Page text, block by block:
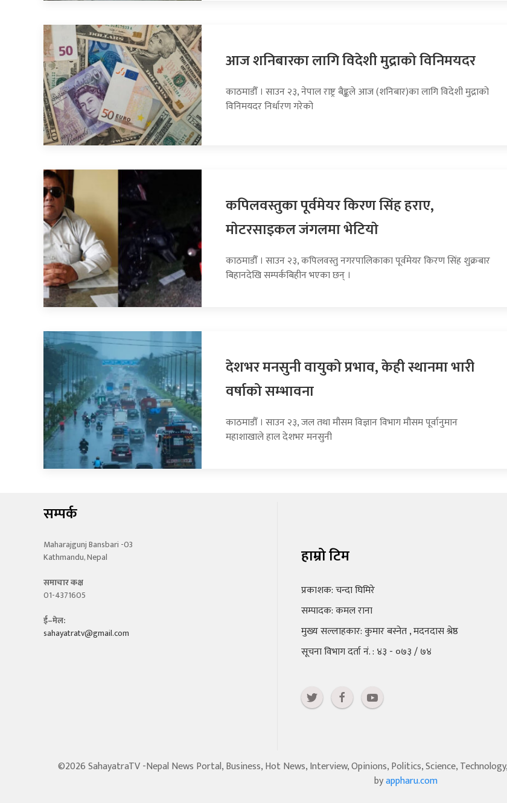
आज शनिबारका लागि विदेशी मुद्राको विनिमयदर
काठमाडौँ । साउन २३, नेपाल राष्ट्र बैङ्कले आज (शनिबार)का लागि विदेशी मुद्राको
विनिमयदर निर्धारण गरेको
कपिलवस्तुका पूर्वमेयर किरण सिंह हराए,
माेटरसाइकल जंगलमा भेटियाे
काठमाडौँ । साउन २३, कपिलवस्तु नगरपालिकाका पूर्वमेयर किरण सिंह शुक्रबार
बिहानदेखि सम्पर्कबिहीन भएका छन् ।
देशभर मनसुनी वायुको प्रभाव, केही स्थानमा भारी
वर्षाको सम्भावना
काठमाडौँ । साउन २३, जल तथा मौसम विज्ञान विभाग मौसम पूर्वानुमान
महाशाखाले हाल देशभर मनसुनी
सम्पर्क
Maharajgunj Bansbari -03
Kathmandu, Nepal
समाचार कक्ष
01-4371605
ई–मेल:
sahayatratv@gmail.com
हाम्रो टिम
प्रकाशक: चन्दा घिमिरे
सम्पादक: कमल राना
मुख्य सल्लाहकार: कुमार बस्नेत , मदनदास श्रेष्ठ
सूचना विभाग दर्ता नं. : ४३ - ०७३ / ७४
©2026 SahayatraTV -Nepal News Portal, Business, Hot News, Interview, Opinions, Politics, Science,
byappharu.com